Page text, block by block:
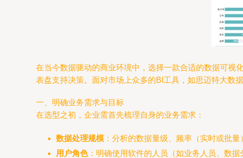
在当今数据驱动的商业环境中，选择一款合适的数据可视
表盘支持决策。面对市场上众多的BI工具，如思迈特大数
一、明确业务需求与目标
在选型之初，企业需首先梳理自身的业务需求：
数据处理规模 ：分析的数据量级、频率（实时或批
用户角色：明确使用软件的人员（如业务人员、数